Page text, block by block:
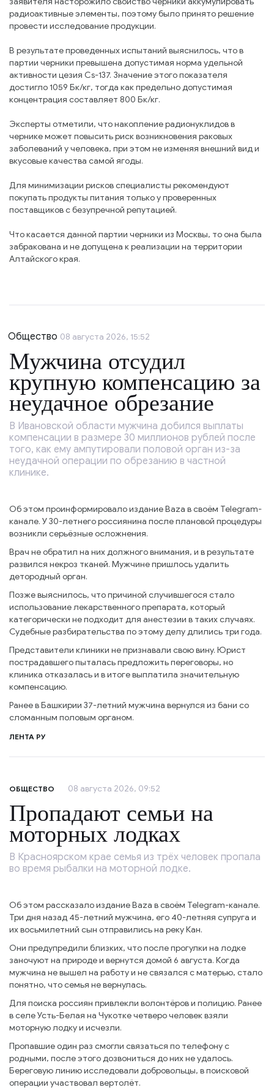
радиоактивные элементы, поэтому было принято решение
провести исследование продукции.
В результате проведенных испытаний выяснилось, что в
партии черники превышена допустимая норма удельной
активности цезия Cs-137. Значение этого показателя
достигло 1059 Бк/кг, тогда как предельно допустимая
концентрация составляет 800 Бк/кг.
Эксперты отметили, что накопление радионуклидов в
чернике может повысить риск возникновения раковых
заболеваний у человека, при этом не изменяя внешний вид и
вкусовые качества самой ягоды.
Для минимизации рисков специалисты рекомендуют
покупать продукты питания только у проверенных
поставщиков с безупречной репутацией.
Что касается данной партии черники из Москвы, то она была
забракована и не допущена к реализации на территории
Алтайского края.
Общество 08 августа 2026, 15:52
Мужчина отсудил
крупную компенсацию за
неудачное обрезание
В Ивановской области мужчина добился выплаты
компенсации в размере 30 миллионов рублей после
того, как ему ампутировали половой орган из-за
неудачной операции по обрезанию в частной
клинике.
Об этом проинформировало издание Baza в своём Telegram-
канале. У 30-летнего россиянина после плановой процедуры
возникли серьёзные осложнения.
Врач не обратил на них должного внимания, и в результате
развился некроз тканей. Мужчине пришлось удалить
детородный орган.
Позже выяснилось, что причиной случившегося стало
использование лекарственного препарата, который
категорически не подходит для анестезии в таких случаях.
Судебные разбирательства по этому делу длились три года.
Представители клиники не признавали свою вину. Юрист
пострадавшего пыталась предложить переговоры, но
клиника отказалась и в итоге выплатила значительную
компенсацию.
Ранее в Башкирии 37-летний мужчина вернулся из бани со
сломанным половым органом.
ЛЕНТА РУ
ОБЩЕСТВО 08 августа 2026, 09:52
Пропадают семьи на
моторных лодках
В Красноярском крае семья из трёх человек пропала
во время рыбалки на моторной лодке.
Об этом рассказало издание Baza в своём Telegram-канале.
Три дня назад 45-летний мужчина, его 40-летняя супруга и
их восьмилетний сын отправились на реку Кан.
Они предупредили близких, что после прогулки на лодке
заночуют на природе и вернутся домой 6 августа. Когда
мужчина не вышел на работу и не связался с матерью, стало
понятно, что семья не вернулась.
Для поиска россиян привлекли волонтёров и полицию. Ранее
в селе Усть-Белая на Чукотке четверо человек взяли
моторную лодку и исчезли.
Пропавшие один раз смогли связаться по телефону с
родными, после этого дозвониться до них не удалось.
Береговую линию исследовали добровольцы, в поисковой
операции участвовал вертолёт.